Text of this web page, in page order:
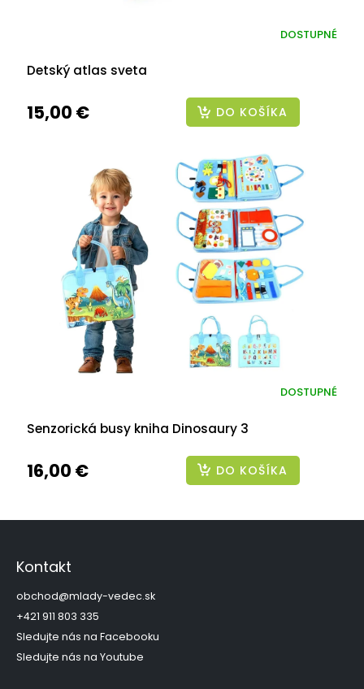
Detský atlas sveta
DOSTUPNÉ
15,00 € DO KOŠÍKA
Senzorická busy kniha Dinosaury 3
DOSTUPNÉ
16,00 € DO KOŠÍKA
Z
Kontakt
obchod@mlady-vedec.sk
+421 911 803 335
Sledujte nás na Facebooku
Sledujte nás na Youtube